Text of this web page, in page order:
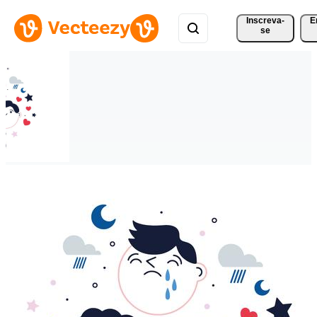
Inscreva-
se